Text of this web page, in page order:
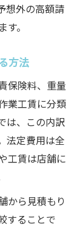
想外の高額請
。
方法
保険料、重量
業工賃に分類
は、この内訳
法定費用は全
工賃は店舗に
から見積もり
することで